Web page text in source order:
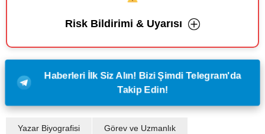
Risk Bildirimi & Uyarısı
Haberleri İlk Siz Alın! Bizi Şimdi Telegram'da
Takip Edin!
Yazar Biyografisi Görev ve Uzmanlık